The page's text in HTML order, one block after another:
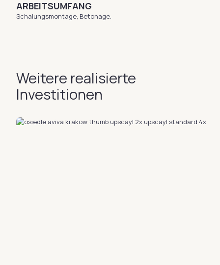
ARBEITSUMFANG
Schalungsmontage, Betonage.
Weitere realisierte
Investitionen